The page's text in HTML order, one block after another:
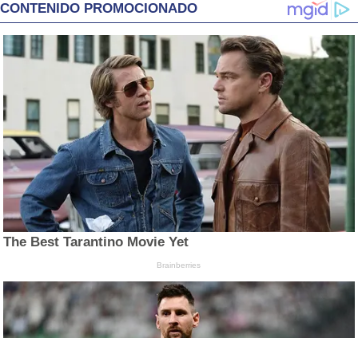
CONTENIDO PROMOCIONADO
The Best Tarantino Movie Yet
Brainberries